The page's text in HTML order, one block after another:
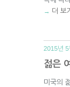
→ 더 보기
2015년 5
젊은
미국의